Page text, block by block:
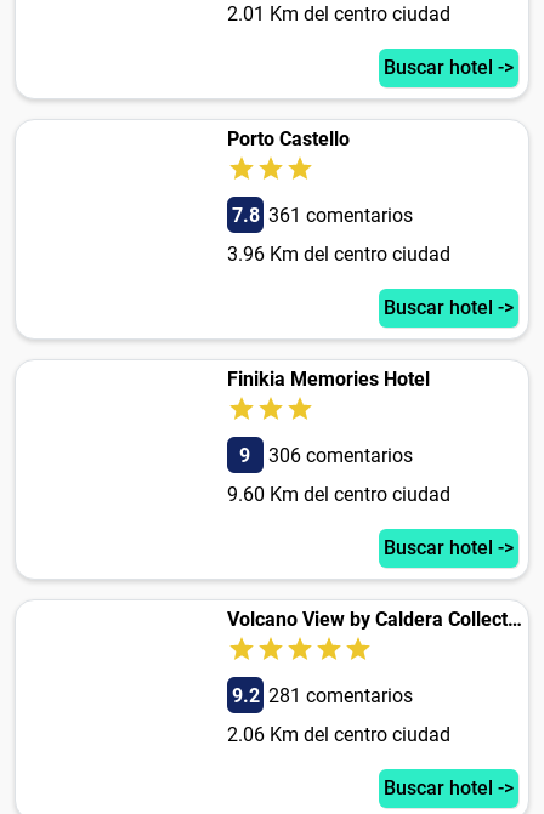
2.01 Km del centro ciudad
Buscar hotel ->
Porto Castello
7.8 361 comentarios
3.96 Km del centro ciudad
Buscar hotel ->
Finikia Memories Hotel
9
306 comentarios
9.60 Km del centro ciudad
Buscar hotel ->
Volcano View by Caldera Collection
9.2 281 comentarios
2.06 Km del centro ciudad
Buscar hotel ->